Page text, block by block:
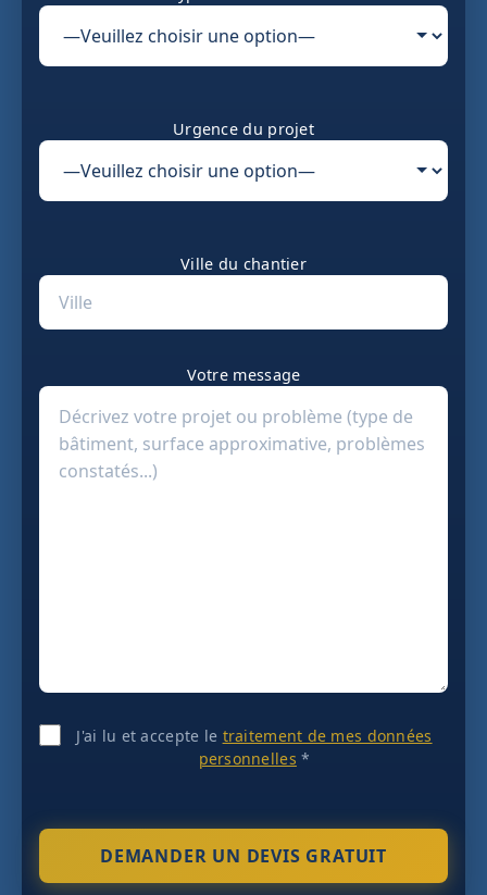
Urgence du projet
Ville du chantier
Votre message
J'ai lu et accepte le traitement de mes données
personnelles *